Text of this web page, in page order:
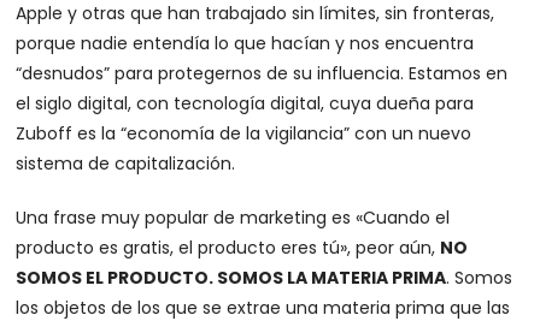
Apple y otras que han trabajado sin límites, sin fronteras,
porque nadie entendía lo que hacían y nos encuentra
“desnudos” para protegernos de su influencia. Estamos en
el siglo digital, con tecnología digital, cuya dueña para
Zuboff es la “economía de la vigilancia” con un nuevo
sistema de capitalización.
Una frase muy popular de marketing es «Cuando el
producto es gratis, el producto eres tú», peor aún, NO
SOMOS EL PRODUCTO. SOMOS LA MATERIA PRIMA. Somos
los objetos de los que se extrae una materia prima que las